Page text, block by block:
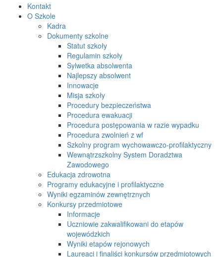
Kontakt
O Szkole
Kadra
Dokumenty szkolne
Statut szkoły
Regulamin szkoły
Sylwetka absolwenta
Najlepszy absolwent
Innowacje
Misja szkoły
Procedury bezpieczeństwa
Procedura ewakuacji
Procedura postępowania w razie wypadku
Procedura zwolnień z wf
Szkolny program wychowawczo-profilaktyczny
Wewnątrzszkolny System Doradztwa
Zawodowego
Edukacja zdrowotna
Programy edukacyjne i profilaktyczne
Wyniki egzaminów zewnętrznych
Konkursy przedmiotowe
Informacje
Uczniowie zakwalifikowani do etapów
wojewódzkich
Wyniki etapów rejonowych
Laureaci i finaliści konkursów przedmiotowych